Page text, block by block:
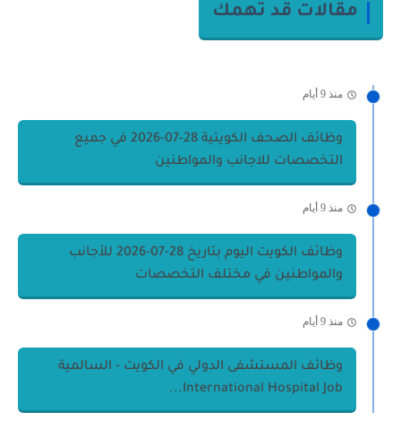
مقالات قد تهمك
منذ 9 أيام
وظائف الصحف الكويتية 28-07-2026 في جميع
التخصصات للاجانب والمواطنين
منذ 9 أيام
وظائف الكويت اليوم بتاريخ 28-07-2026 للأجانب
والمواطنين في مختلف التخصصات
منذ 9 أيام
وظائف المستشفى الدولي في الكويت - السالمية
International Hospital Job...